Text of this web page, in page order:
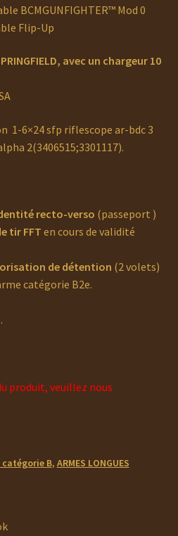
BCMGUNFIGHTER™ Mod 0
Flip-Up
avec un chargeur 10
1-6×24 sfp riflescope ar-bdc 3
2(3406515;3301117).
recto-verso (passeport )
tir FFTen cours de validité
de détention (2 volets)
catégorie B2e.
produit, veuillez nous
B, ARMES LONGUES